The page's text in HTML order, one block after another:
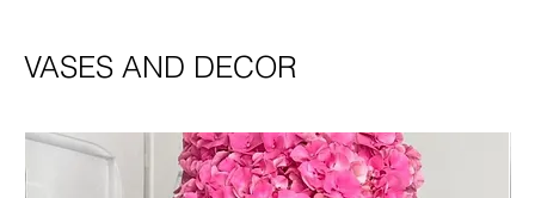
VASES AND DECOR